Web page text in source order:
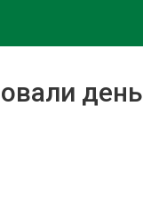
день